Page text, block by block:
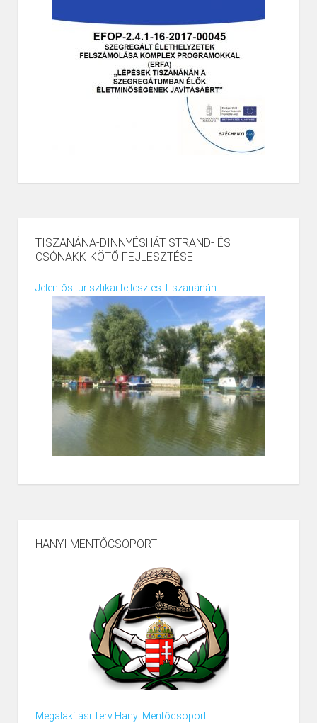
TISZANÁNA-DINNYÉSHÁT STRAND- ÉS
CSÓNAKKIKÖTŐ FEJLESZTÉSE
Jelentős turisztikai fejlesztés Tiszanánán
HANYI MENTŐCSOPORT
Megalakítási Terv Hanyi Mentőcsoport